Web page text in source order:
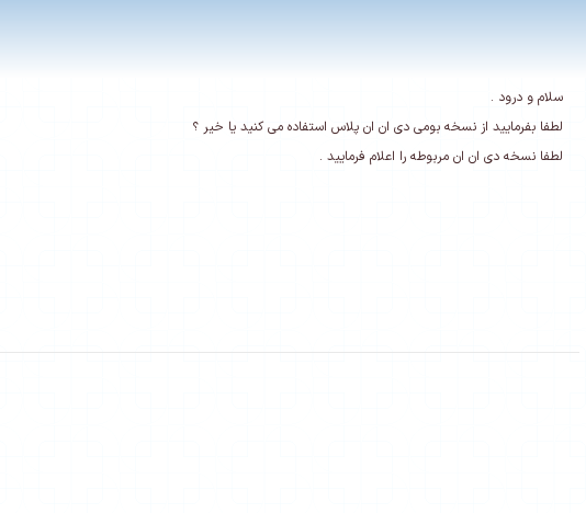
سلام و درود .
لطفا بفرمایید از نسخه بومی دی ان ان پلاس استفاده می کنید یا خیر ؟
لطفا نسخه دی ان ان مربوطه را اعلام فرمایید .